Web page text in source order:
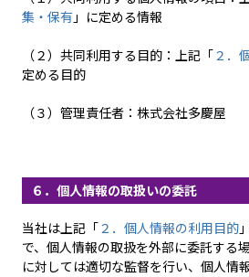
集・保有」に定める情報
（２）共同利用する目的：上記「２．
定める目的
（３）管理責任者：株式会社多慶屋
６．個人情報の取扱いの委託
当社は上記「２．個人情報の利用目的
で、個人情報の取扱を外部に委託する
に対しては適切な監督を行い、個人情